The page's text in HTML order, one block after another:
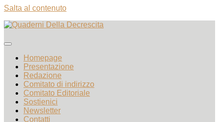
Salta al contenuto
Homepage
Presentazione
Redazione
Comitato di indirizzo
Comitato Editoriale
Sostienici
Newsletter
Contatti